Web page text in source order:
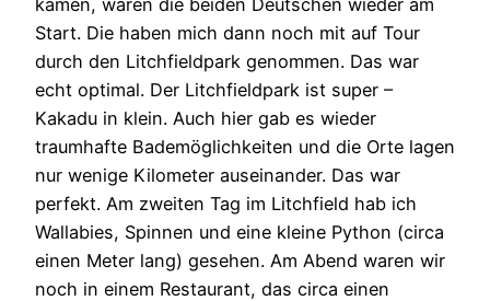
Start. Die haben mich dann noch mit auf Tour
durch den Litchfieldpark genommen. Das war
echt optimal. Der Litchfieldpark ist super –
Kakadu in klein. Auch hier gab es wieder
traumhafte Bademöglichkeiten und die Orte lagen
nur wenige Kilometer auseinander. Das war
perfekt. Am zweiten Tag im Litchfield hab ich
Wallabies, Spinnen und eine kleine Python (circa
einen Meter lang) gesehen. Am Abend waren wir
noch in einem Restaurant, das circa einen